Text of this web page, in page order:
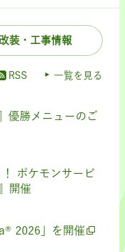
改装・工事情報
RSS 一覧を見る
優勝メニューのご
ポケモンサービ
開催
2026」を開催